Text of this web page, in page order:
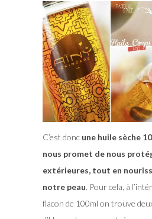
C’est donc une huile sèche
nous promet de nous
extérieures, tout en
notre peau. Pour cela, à
flacon de 100ml on trouve